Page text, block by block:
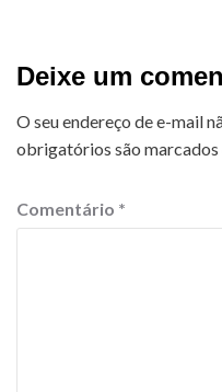
Deixe um
O seu endereço de e-mail
obrigatórios são marcados
Comentário *